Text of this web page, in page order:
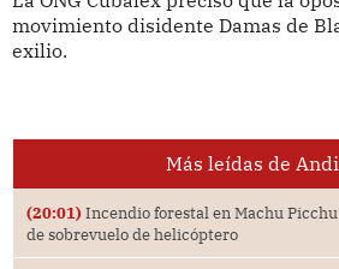
movimiento disidente Damas de
exilio.
Más leídas de
(20:01) Incendio forestal en Machu
de sobrevuelo de helicóptero